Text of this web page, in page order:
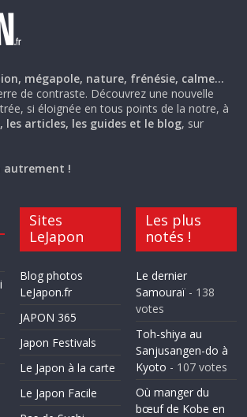
mégapole, nature, frénésie, calme…
de contraste. Découvrez une nouvelle
si éloignée en tous points de la notre, à
les articles, les guides et le blog, sur
autrement !
Sites
LeJapon
Blog photos
LeJapon.fr
JAPON 365
Japon Festivals
Le Japon à la carte
Le Japon Facile
Les plus
notés !
Le dernier
Samouraï- 138
votes
Toh-shiya au
Sanjusangen-do à
Kyoto - 107 votes
Où manger du
bœuf de Kobe en